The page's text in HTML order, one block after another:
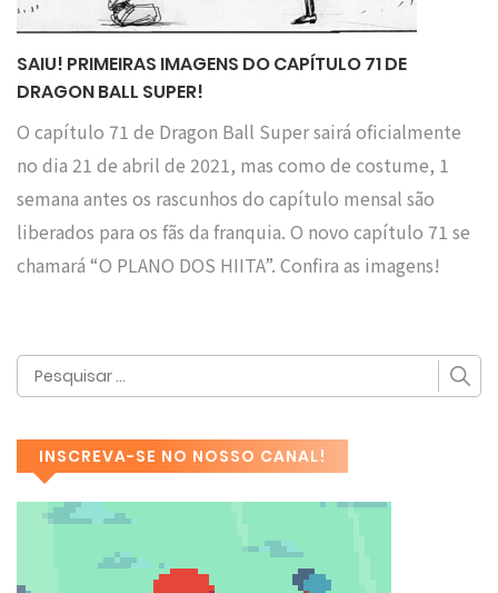
SAIU! PRIMEIRAS IMAGENS DO CAPÍTULO 71 DE
DRAGON BALL SUPER!
O capítulo 71 de Dragon Ball Super sairá oficialmente
no dia 21 de abril de 2021, mas como de costume, 1
semana antes os rascunhos do capítulo mensal são
liberados para os fãs da franquia. O novo capítulo 71 se
chamará “O PLANO DOS HIITA”. Confira as imagens!
INSCREVA-SE NO NOSSO CANAL!